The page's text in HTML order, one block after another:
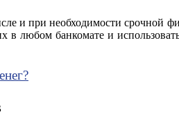
и при необходимости срочной
в любом банкомате и